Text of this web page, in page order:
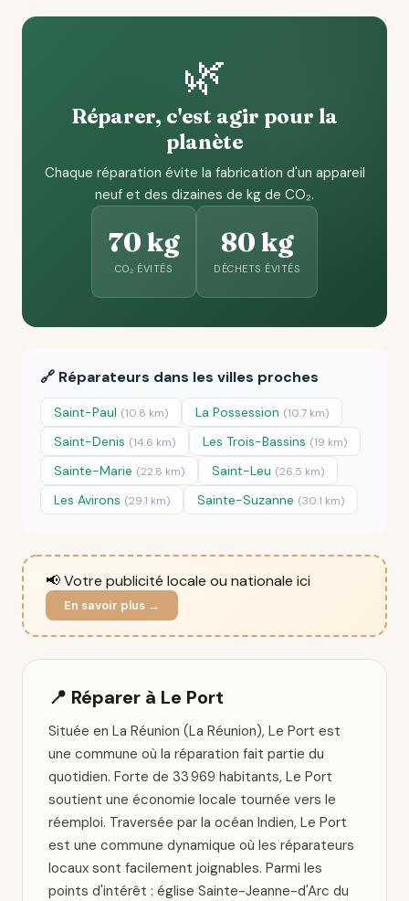
🌿
Réparer, c'est agir pour la
planète
Chaque réparation évite la fabrication d'un appareil
neuf et des dizaines de kg de CO₂.
70 kg
CO₂ ÉVITÉS
80 kg
DÉCHETS ÉVITÉS
🔗 Réparateurs dans les villes proches
Saint-Paul (10.8 km) La Possession (10.7 km)
Saint-Denis (14.6 km) Les Trois-Bassins (19 km)
Sainte-Marie (22.8 km) Saint-Leu (26.5 km)
Les Avirons (29.1 km) Sainte-Suzanne (30.1 km)
📢 Votre publicité locale ou nationale ici
En savoir plus →
📍 Réparer à Le Port
Située en La Réunion (La Réunion), Le Port est
une commune où la réparation fait partie du
quotidien. Forte de 33 969 habitants, Le Port
soutient une économie locale tournée vers le
réemploi. Traversée par la océan Indien, Le Port
est une commune dynamique où les réparateurs
locaux sont facilement joignables. Parmi les
points d'intérêt : église Sainte-Jeanne-d'Arc du